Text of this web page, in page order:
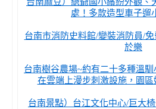
處！多款造型車子遛
台南市消防史料館/變裝消防員/
於樂
台南樹谷農場~約有二十多種溫
在雲端上漫步刺激設施，園
台南景點）台江文化中心/巨大